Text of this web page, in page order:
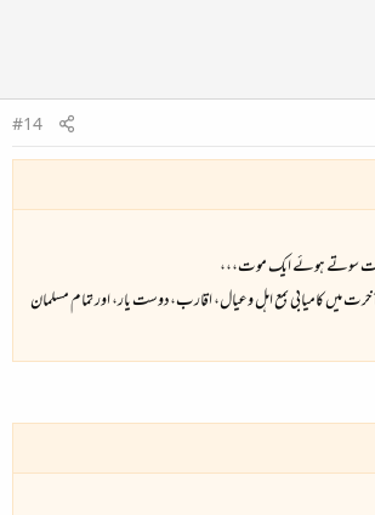
#14
رات سوتے ہوئے ایک موت،،،
میں کامیابی بمع اہل وعیال، اقارب،دوست یار، اور تمام مسلمان